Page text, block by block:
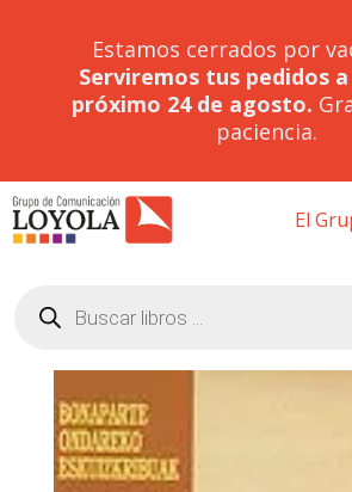
Estamos cerrados por
Serviremos tus pedidos
próximo 24 de agosto.
paciencia.
El
productos